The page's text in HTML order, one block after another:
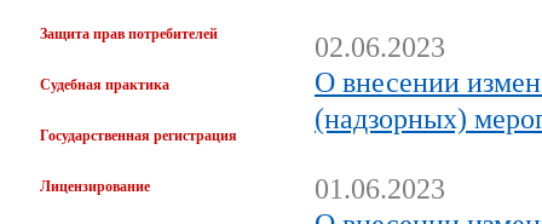
Защита прав потребителей
Судебная практика
Государственная регистрация
Лицензирование
02.06.2023
О внесении
(надзорных)
01.06.2023